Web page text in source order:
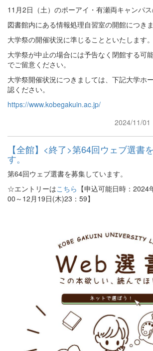
11月2日（土）のポーアイ・有瀬両キャンパ
図書館内にある情報処理自習室の開館につきま
大学祭の開催状況に準じることといたします。
大学祭が中止の場合には予告なく閉館する可
でご留意ください。
大学祭開催状況につきましては、下記大学ホ
認ください。
https://www.kobegakuin.ac.jp/
2024/11/01
【全館】<終了>第64回ウェブ選書
す。
第64回ウェブ選書を募集しています。
☆エントリーはこちら 【申込可能日時：2024
00～12月19日(木)23：59】